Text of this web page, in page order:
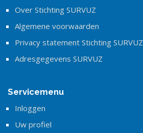
Over Stichting SURVUZ
Algemene voorwaarden
Privacy statement Stichting SURVUZ
Adresgegevens SURVUZ
Servicemenu
Inloggen
Uw profiel